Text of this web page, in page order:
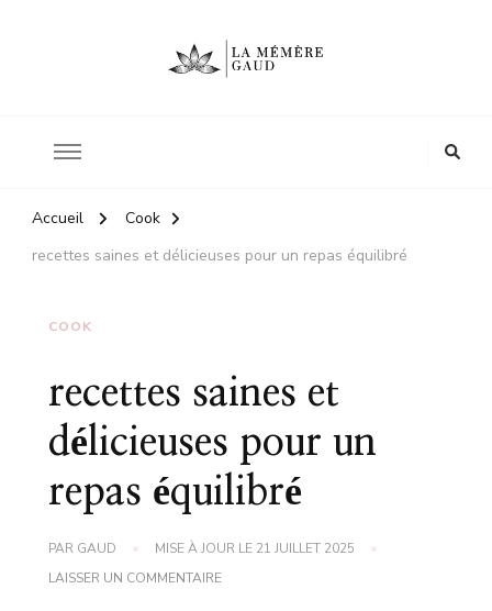
Accueil
Cook
recettes saines et délicieuses pour un repas équilibré
COOK
recettes saines et
délicieuses pour un
repas équilibré
PAR GAUD MISE À JOUR LE 21 JUILLET 2025
LAISSER UN COMMENTAIRESUR